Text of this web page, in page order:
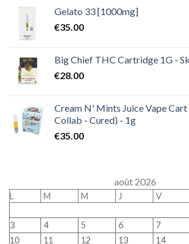
Gelato 33 [1000mg]
€35.00
Big Chief THC Cartridge 1G -
€28.00
Cream N' Mints Juice Vape
Collab - Cured) - 1g
€35.00
août 2026
L M M J V
3
4 5 6 7
10
11 12 13 14